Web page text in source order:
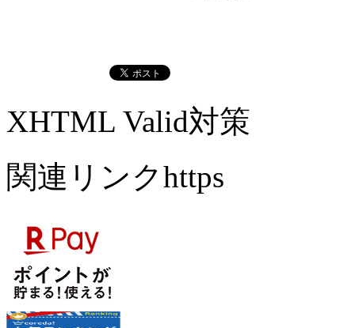
XHTML Valid対策
関連リンクhttps